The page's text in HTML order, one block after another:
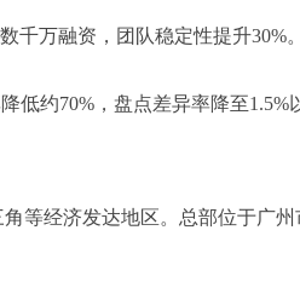
千万融资，团队稳定性提升30%。
约70%，盘点差异率降至1.5%
经济发达地区。总部位于广